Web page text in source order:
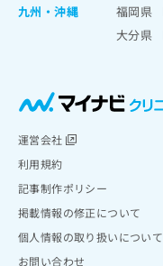
九州・沖縄
福岡県
大分県
運営会社
利用規約
記事制作ポリシー
掲載情報の修正について
個人情報の取り扱いについて
お問い合わせ